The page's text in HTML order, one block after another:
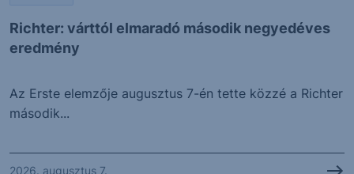
Richter: várttól elmaradó második negyedéves
eredmény
Az Erste elemzője augusztus 7-én tette közzé a Richter
második...
2026. augusztus 7.